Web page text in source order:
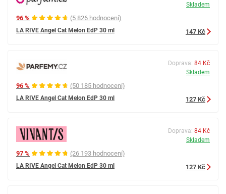
96 % (5 826 hodnocení)
LA RIVE Angel Cat Melon EdP 30 ml
Skladem
147 Kč
96 % (50 185 hodnocení)
LA RIVE Angel Cat Melon EdP 30 ml
Doprava: 84 Kč
Skladem
127 Kč
97 % (26 193 hodnocení)
LA RIVE Angel Cat Melon EdP 30 ml
Doprava: 84 Kč
Skladem
127 Kč